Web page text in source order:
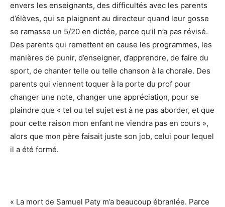
envers les enseignants, des difficultés avec les parents
d’élèves, qui se plaignent au directeur quand leur gosse
se ramasse un 5/20 en dictée, parce qu’il n’a pas révisé.
Des parents qui remettent en cause les programmes, les
manières de punir, d’enseigner, d’apprendre, de faire du
sport, de chanter telle ou telle chanson à la chorale. Des
parents qui viennent toquer à la porte du prof pour
changer une note, changer une appréciation, pour se
plaindre que « tel ou tel sujet est à ne pas aborder, et que
pour cette raison mon enfant ne viendra pas en cours »,
alors que mon père faisait juste son job, celui pour lequel
il a été formé.
« La mort de Samuel Paty m’a beaucoup ébranlée. Parce